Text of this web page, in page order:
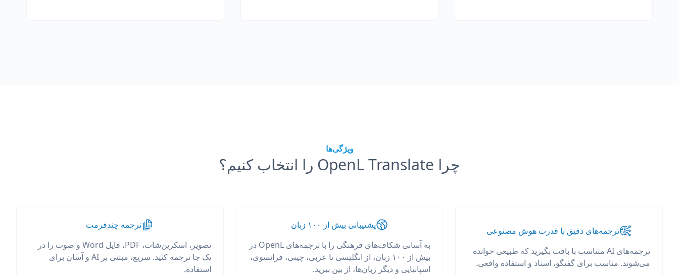
ویژگی‌ها
چرا OpenL Translate را انتخاب کنیم؟
ترجمه‌های دقیق با قدرت هوش مصنوعی
ترجمه‌های AI متناسب با بافت بگیرید که طبیعی خوانده
می‌شوند. مناسب برای گفتگو، اسناد و استفاده واقعی.
پشتیبانی بیش از ۱۰۰ زبان
به آسانی شکاف‌های فرهنگی را با ترجمه‌های OpenL در
بیش از ۱۰۰ زبان، از انگلیسی تا عربی، چینی، فرانسوی،
اسپانیایی و دیگر زبان‌ها، از بین ببرید.
ترجمه چندفرمت
تصویر، اسکرین‌شات، PDF، فایل Word و صوت را در
یک جا ترجمه کنید. سریع، مبتنی بر AI و آسان برای
استفاده.